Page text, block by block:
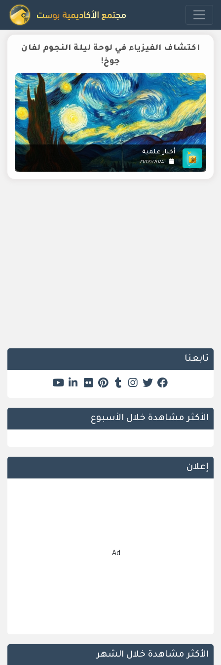
اكتشاف الفيزياء في لوحة ليلة النجوم لفان
جوخ!
أخبار علمية
21/09/2024
تابعنا
الأكثر مشاهدة خلال الأسبوع
إعلان
Ad
الأكثر مشاهدة خلال الشهر